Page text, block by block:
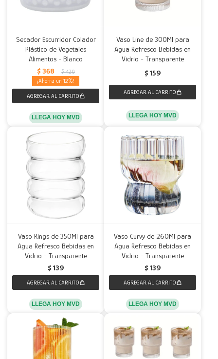
Secador Escurridor Colador
Plástico de Vegetales
Alimentos - Blanco
$ 368 $ 420
12
LLEGA HOY MVD
Vaso Line de 300Ml para
Agua Refresco Bebidas en
Vidrio - Transparente
$ 159
LLEGA HOY MVD
Vaso Rings de 350Ml para
Agua Refresco Bebidas en
Vidrio - Transparente
$ 139
LLEGA HOY MVD
Vaso Curvy de 260Ml para
Agua Refresco Bebidas en
Vidrio - Transparente
$ 139
LLEGA HOY MVD